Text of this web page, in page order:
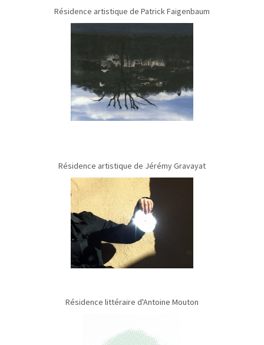
Résidence artistique de Patrick Faigenbaum
Résidence artistique de Jérémy Gravayat
Résidence littéraire d'Antoine Mouton